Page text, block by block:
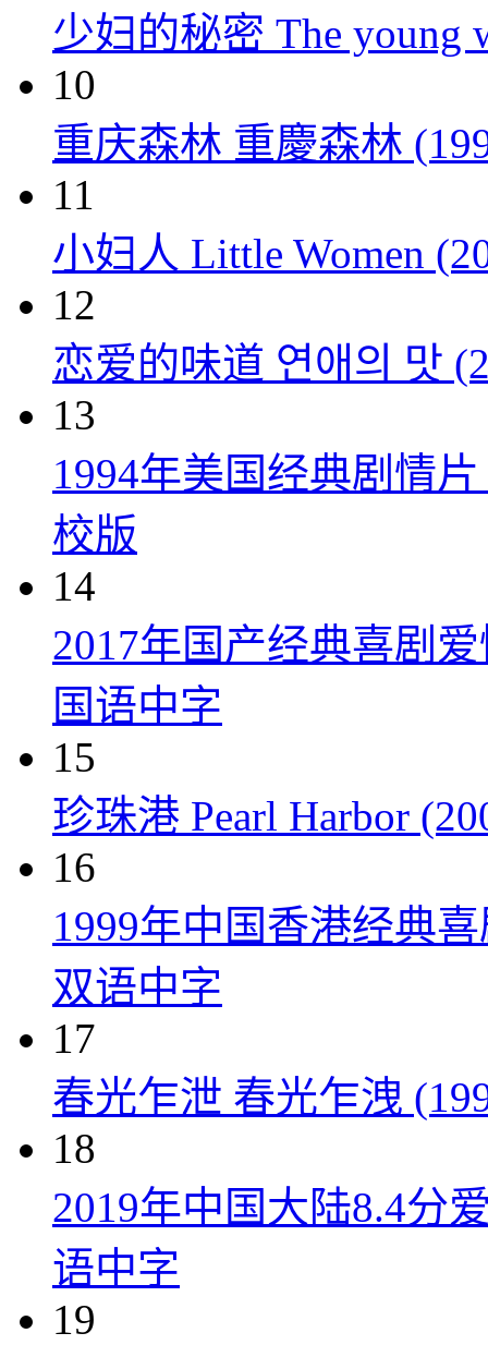
少妇的秘密 The young
10
重庆森林 重慶森林
11
小妇人 Little Women
12
恋爱的味道 연애의 맛
13
1994年美国经典剧情
校版
14
2017年国产经典喜剧
国语中字
15
珍珠港 Pearl Harbor
16
1999年中国香港经典
双语中字
17
春光乍泄 春光乍洩
18
2019年中国大陆8.4分
语中字
19